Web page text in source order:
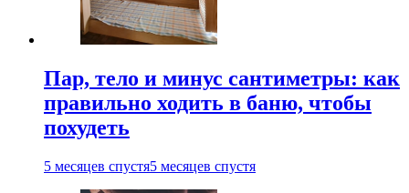
Пар, тело и минус сантиметры: как
правильно ходить в баню, чтобы
похудеть
5 месяцев спустя5 месяцев спустя